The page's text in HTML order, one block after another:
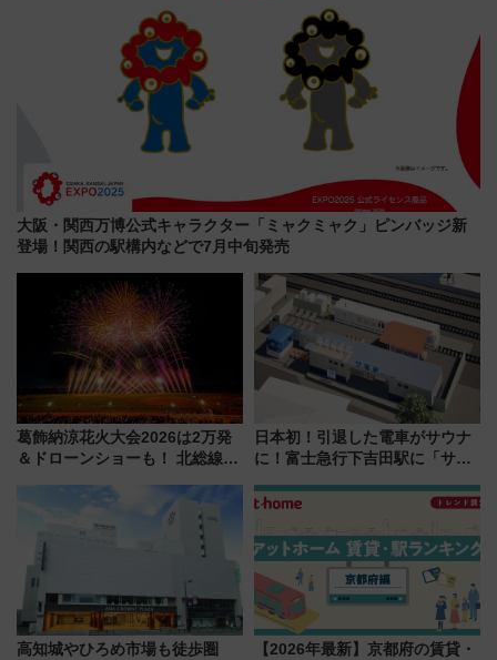
大阪・関西万博公式キャラクター「ミャクミャク」ピンバッジ新
登場！関西の駅構内などで7月中旬発売
葛飾納涼花火大会2026は2万発
＆ドローンショーも！ 北総線を
車、観覧スポット情報と周辺観
光まとめ（7/28開催）
日本初！引退した電車がサウナ
に！富士急行下吉田駅に「サ電
業 行き交う電車の音や振動を
高知城やひろめ市場も徒歩圏
【2026年最新】京都府の賃貸・